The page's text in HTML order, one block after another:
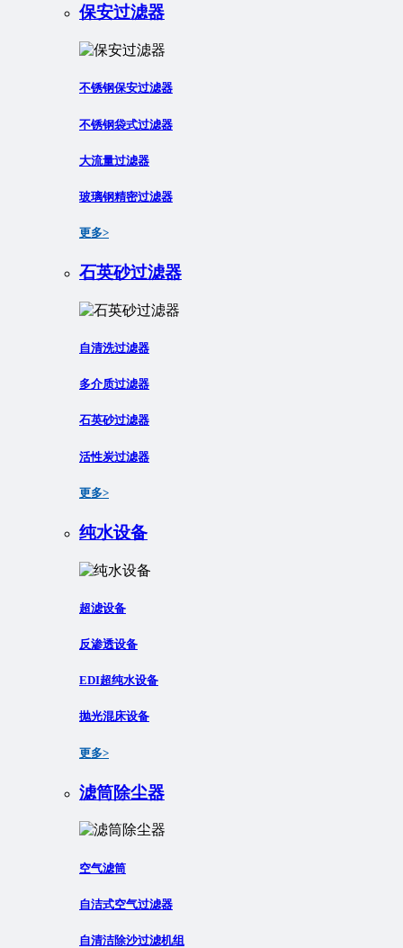
保安过滤器
不锈钢保安过滤器
不锈钢袋式过滤器
大流量过滤器
玻璃钢精密过滤器
更多>
石英砂过滤器
自清洗过滤器
多介质过滤器
石英砂过滤器
活性炭过滤器
更多>
纯水设备
超滤设备
反渗透设备
EDI超纯水设备
抛光混床设备
更多>
滤筒除尘器
空气滤筒
自洁式空气过滤器
自清洁除沙过滤机组